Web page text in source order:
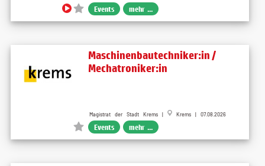
Events mehr ...
Maschinenbautechniker:in /
Mechatroniker:in
Magistrat der Stadt Krems | Krems | 07.08.2026
Events mehr ...